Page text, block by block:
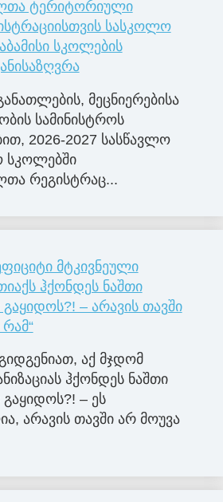
ტერიტორიული
სასკოლო
სკოლების
მეცნიერებისა
სამინისტროს
2026-2027 სასწავლო
სკოლებში
რეგისტრაც...
მტკივნეული
ჰქონდეს ნაშთი
– არავის თავში
აქ მჯდომ
ჰქონდეს ნაშთი
– ეს
არავის თავში არ მოუვა